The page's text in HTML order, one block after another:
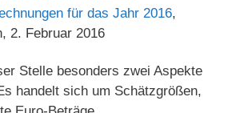
für das Jahr 2016,
2. Februar 2016
Stelle besonders zwei Aspekte
handelt sich um Schätzgrößen,